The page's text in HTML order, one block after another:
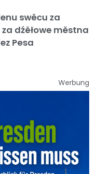
swěcu za
dźěłowe městna
Pesa
Werbung